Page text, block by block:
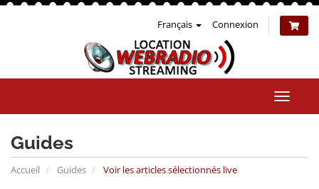
Français Connexion
la
Guides
Accueil Guides Voir les articles sélectionnés live